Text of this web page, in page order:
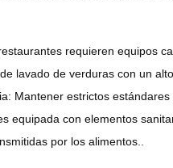
requieren equipos
lavado de verduras con un
Mantener estrictos
equipada con elementos
por los alimentos..